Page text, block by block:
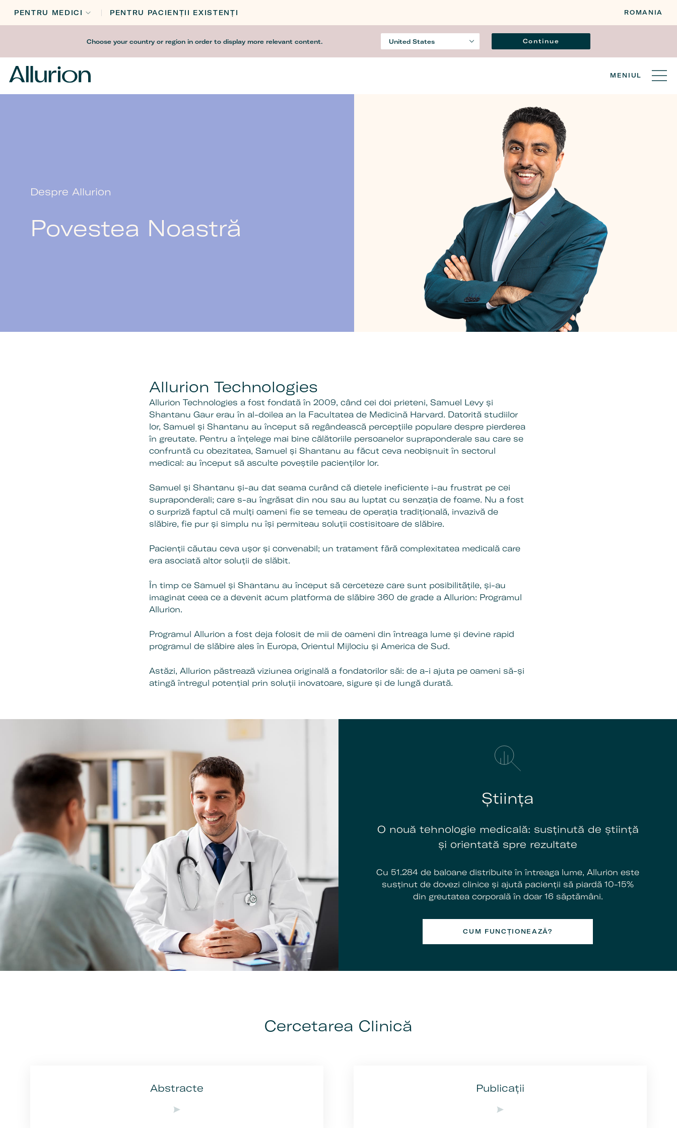
Before
Header
Navigation
PENTRU MEDICI PENTRU PACIENȚII EXISTENȚI ROMANIA
Choose your country or region in order to display more relevant content. United States
Country
Continue
MENIUL
Despre Allurion
Povestea Noastră
Allurion Technologies
Allurion Technologies a fost fondată în 2009, când cei doi prieteni, Samuel Levy și
Shantanu Gaur erau în al-doilea an la Facultatea de Medicină Harvard. Datorită studiilor
lor, Samuel și Shantanu au început să regândească percepțiile populare despre pierderea
în greutate. Pentru a înțelege mai bine călătoriile persoanelor supraponderale sau care se
confruntă cu obezitatea, Samuel și Shantanu au făcut ceva neobișnuit în sectorul
medical: au început să asculte poveștile pacienților lor.
Samuel și Shantanu și-au dat seama curând că dietele ineficiente i-au frustrat pe cei
supraponderali; care s-au îngrăsat din nou sau au luptat cu senzația de foame. Nu a fost
o surpriză faptul că mulți oameni fie se temeau de operația tradițională, invazivă de
slăbire, fie pur și simplu nu își permiteau soluții costisitoare de slăbire.
Pacienții căutau ceva ușor și convenabil; un tratament fără complexitatea medicală care
era asociată altor soluții de slăbit.
În timp ce Samuel și Shantanu au început să cerceteze care sunt posibilitățile, și-au
imaginat ceea ce a devenit acum platforma de slăbire 360 de grade a Allurion: Programul
Allurion.
Programul Allurion a fost deja folosit de mii de oameni din întreaga lume și devine rapid
programul de slăbire ales în Europa, Orientul Mijlociu și America de Sud.
Astăzi, Allurion păstrează viziunea originală a fondatorilor săi: de a-i ajuta pe oameni să-și
atingă întregul potențial prin soluții inovatoare, sigure și de lungă durată.
Știința
O nouă tehnologie medicală: susținută de știință
și orientată spre rezultate
Cu 51.284 de baloane distribuite în întreaga lume, Allurion este
susținut de dovezi clinice și ajută pacienții să piardă 10-15%
din greutatea corporală în doar 16 săptămâni.
CUM FUNCȚIONEAZĂ?
Cercetarea Clinică
Abstracte Publicații